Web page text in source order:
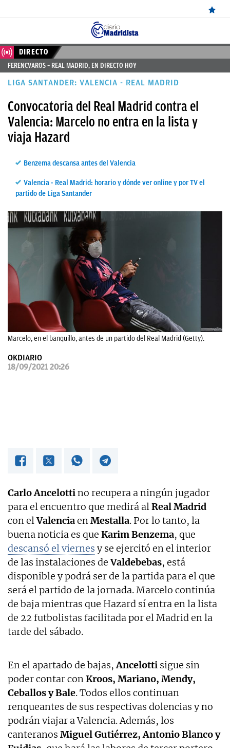
ÚLTIMAS
NOTICIAS
MADRID
BALONCESTO
FICHAJES
DIRECTO
PAPARAZZI
DIRECTO
FERENCVAROS – REAL MADRID, EN DIRECTO HOY
LIGA SANTANDER: VALENCIA - REAL MADRID
Convocatoria del Real Madrid contra el
Valencia: Marcelo no entra en la lista y
viaja Hazard
Benzema descansa antes del Valencia
Valencia - Real Madrid: horario y dónde ver online y por TV el
partido de Liga Santander
Marcelo, en el banquillo, antes de un partido del Real Madrid (Getty).
OKDIARIO
18/09/2021 20:26
Carlo Ancelottino recupera a ningún jugador
para el encuentro que medirá alReal Madrid
con elValenciaenMestalla. Por lo tanto, la
buena noticia es que Karim Benzema, que
descansó el viernes y se ejercitó en el interior
de las instalaciones deValdebebas, está
disponible y podrá ser de la partida para el que
será el partido de la jornada. Marcelo continúa
de baja mientras que Hazard sí entra en la lista
de 22 futbolistas facilitada por el Madrid en la
tarde del sábado.
En el apartado de bajas,Ancelotti sigue sin
poder contar conKroos, Mariano, Mendy,
Ceballos y Bale. Todos ellos continuan
renqueantes de sus respectivas dolencias y no
podrán viajar a Valencia. Además, los
canteranos Miguel Gutiérrez, Antonio Blanco y